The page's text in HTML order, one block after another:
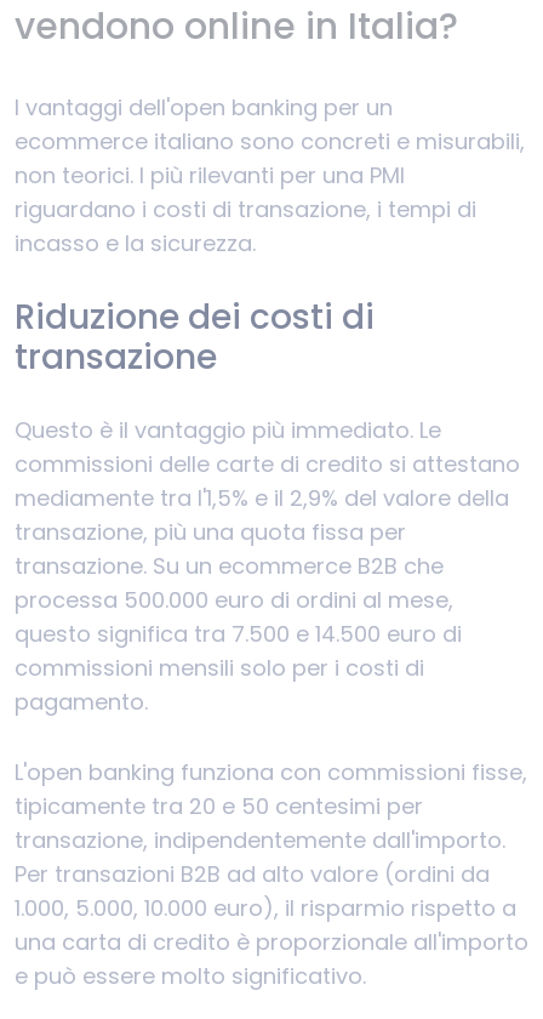
vendono online in Italia?
I vantaggi dell'open banking per un
ecommerce italiano sono concreti e misurabili,
non teorici. I più rilevanti per una PMI
riguardano i costi di transazione, i tempi di
incasso e la sicurezza.
Riduzione dei costi di
transazione
Questo è il vantaggio più immediato. Le
commissioni delle carte di credito si attestano
mediamente tra l'1,5% e il 2,9% del valore della
transazione, più una quota fissa per
transazione. Su un ecommerce B2B che
processa 500.000 euro di ordini al mese,
questo significa tra 7.500 e 14.500 euro di
commissioni mensili solo per i costi di
pagamento.
L'open banking funziona con commissioni fisse,
tipicamente tra 20 e 50 centesimi per
transazione, indipendentemente dall'importo.
Per transazioni B2B ad alto valore (ordini da
1.000, 5.000, 10.000 euro), il risparmio rispetto a
una carta di credito è proporzionale all'importo
e può essere molto significativo.